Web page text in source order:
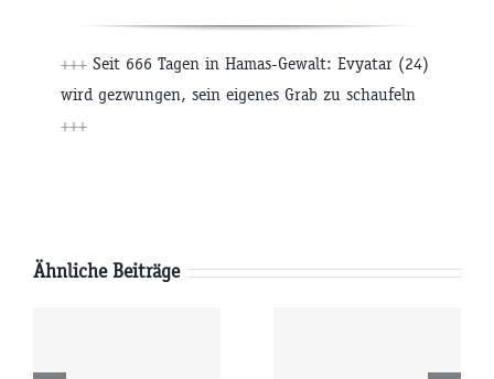
+++ Seit 666 Tagen in Hamas-Gewalt: Evyatar (24)
wird gezwungen, sein eigenes Grab zu schaufeln
+++
Ähnliche Beiträge